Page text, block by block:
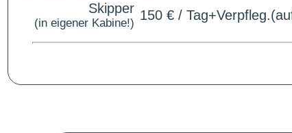
Skipper
(in eigener Kabine!)
150 € /